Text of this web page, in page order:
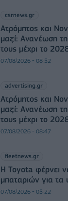
csrnews.gr
Ατρόμητος και
μαζί: Ανανέωση
τους μέχρι το
07/08/2026 - 08:52
advertising.gr
Ατρόμητος και
μαζί: Ανανέωση
τους μέχρι το
07/08/2026 - 08:47
fleetnews.gr
Η Toyota φέρνει
μπαταριών για τα
07/08/2026 - 05:22